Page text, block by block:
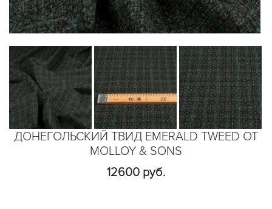
ДОНЕГОЛЬСКИЙ ТВИД EMERALD TWEED ОТ
MOLLOY & SONS
12600 руб.